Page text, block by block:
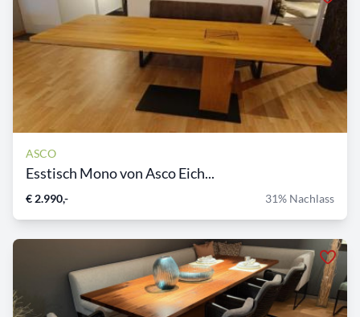
ASCO
Esstisch Mono von Asco Eich...
€ 2.990,- 31% Nachlass